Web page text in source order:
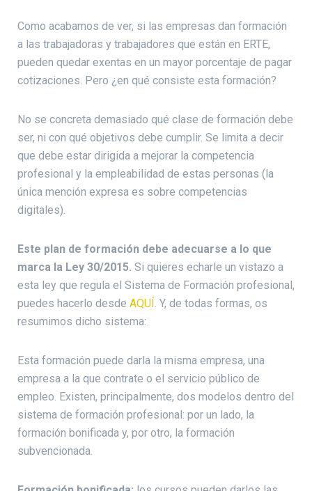
Como acabamos de ver, si las empresas dan formación
a las trabajadoras y trabajadores que están en ERTE,
pueden quedar exentas en un mayor porcentaje de pagar
cotizaciones. Pero ¿en qué consiste esta formación?
No se concreta demasiado qué clase de formación debe
ser, ni con qué objetivos debe cumplir. Se limita a decir
que debe estar dirigida a mejorar la competencia
profesional y la empleabilidad de estas personas (la
única mención expresa es sobre competencias
digitales).
Este plan de formación debe adecuarse a lo que
marca la Ley 30/2015. Si quieres echarle un vistazo a
esta ley que regula el Sistema de Formación profesional,
puedes hacerlo desde AQUÍ . Y, de todas formas, os
resumimos dicho sistema:
Esta formación puede darla la misma empresa, una
empresa a la que contrate o el servicio público de
empleo. Existen, principalmente, dos modelos dentro del
sistema de formación profesional: por un lado, la
formación bonificada y, por otro, la formación
subvencionada.